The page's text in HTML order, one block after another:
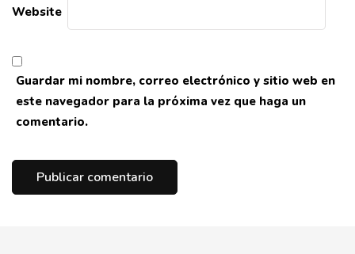
Website
Guardar mi nombre, correo electrónico y sitio web en
este navegador para la próxima vez que haga un
comentario.